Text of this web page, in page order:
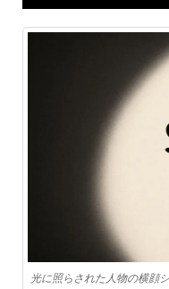
光に照らされた人物の横顔